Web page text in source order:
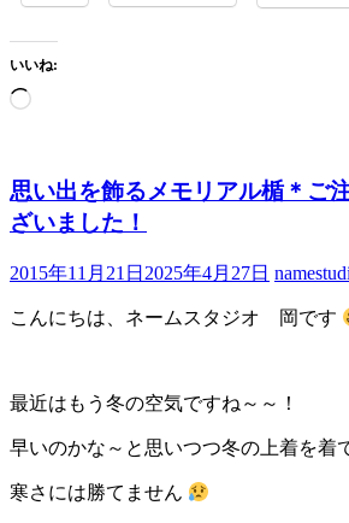
いいね:
思い出を飾るメモリアル楯＊ご
ざいました！
2015年11月21日 2025年4月27日
こんにちは、ネームスタジオ 岡です
最近はもう冬の空気ですね～～！
早いのかな～と思いつつ冬の上着を着
寒さには勝てません